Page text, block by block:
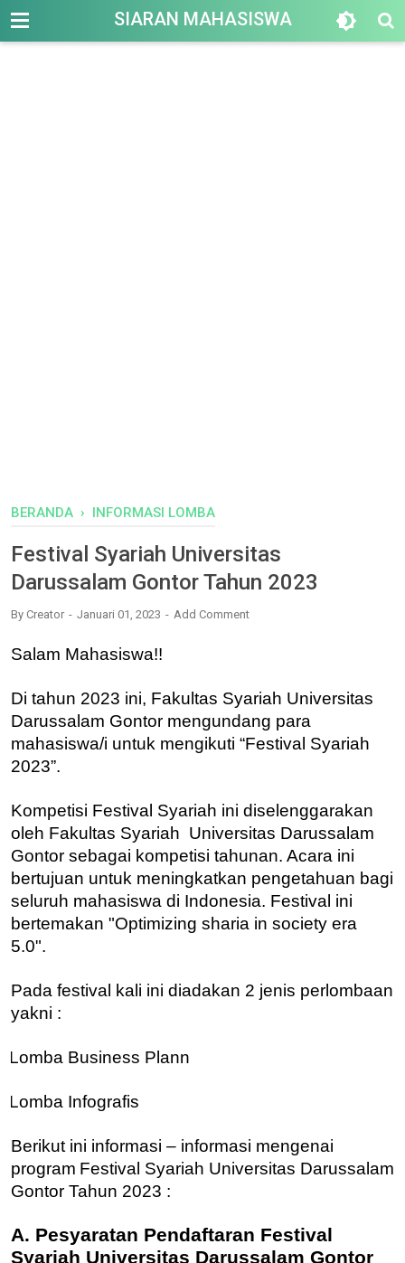
--> SIARAN MAHASISWA
BERANDA › INFORMASI LOMBA
Festival Syariah Universitas
Darussalam Gontor Tahun 2023
By Creator Januari 01, 2023 Add Comment
Salam Mahasiswa!!
Di tahun 2023 ini, Fakultas Syariah Universitas
Darussalam Gontor mengundang para
mahasiswa/i untuk mengikuti “Festival Syariah
2023”.
Kompetisi Festival Syariah ini diselenggarakan
oleh Fakultas Syariah Universitas Darussalam
Gontor sebagai kompetisi tahunan. Acara ini
bertujuan untuk meningkatkan pengetahuan bagi
seluruh mahasiswa di Indonesia. Festival ini
bertemakan "Optimizing sharia in society era
5.0".
Pada festival kali ini diadakan 2 jenis perlombaan
yakni :
Lomba Business Plann
Lomba Infografis
Berikut ini informasi – informasi mengenai
program Festival Syariah Universitas Darussalam
Gontor Tahun 2023 :
A. Pesyaratan Pendaftaran Festival
Syariah Universitas Darussalam Gontor